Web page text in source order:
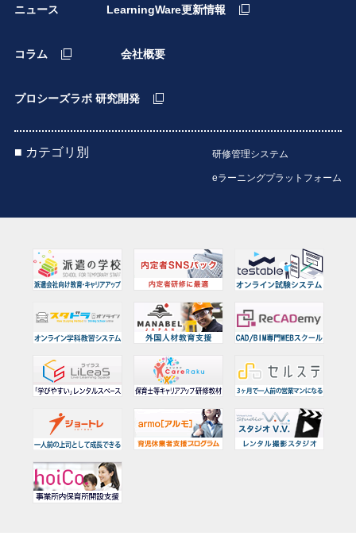
ニュース LearningWare更新情報
コラム 会社概要
プロシーズラボ 研究開発
■ カテゴリ別 研修管理システム
eラーニングプラットフォーム